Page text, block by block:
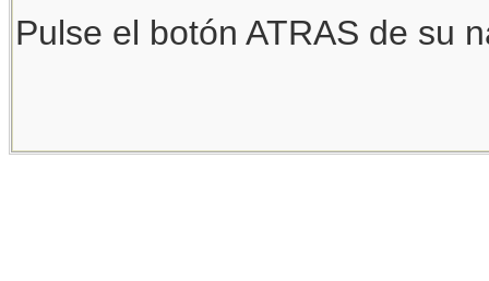
Pulse el botón ATRAS de su